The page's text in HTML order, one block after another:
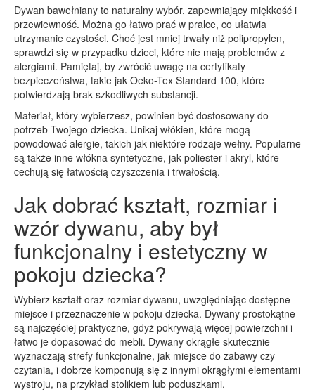
Dywan bawełniany to naturalny wybór, zapewniający miękkość i
przewiewność. Można go łatwo prać w pralce, co ułatwia
utrzymanie czystości. Choć jest mniej trwały niż polipropylen,
sprawdzi się w przypadku dzieci, które nie mają problemów z
alergiami. Pamiętaj, by zwrócić uwagę na certyfikaty
bezpieczeństwa, takie jak Oeko-Tex Standard 100, które
potwierdzają brak szkodliwych substancji.
Materiał, który wybierzesz, powinien być dostosowany do
potrzeb Twojego dziecka. Unikaj włókien, które mogą
powodować alergie, takich jak niektóre rodzaje wełny. Popularne
są także inne włókna syntetyczne, jak poliester i akryl, które
cechują się łatwością czyszczenia i trwałością.
Jak dobrać kształt, rozmiar i
wzór dywanu, aby był
funkcjonalny i estetyczny w
pokoju dziecka?
Wybierz kształt oraz rozmiar dywanu, uwzględniając dostępne
miejsce i przeznaczenie w pokoju dziecka. Dywany prostokątne
są najczęściej praktyczne, gdyż pokrywają więcej powierzchni i
łatwo je dopasować do mebli. Dywany okrągłe skutecznie
wyznaczają strefy funkcjonalne, jak miejsce do zabawy czy
czytania, i dobrze komponują się z innymi okrągłymi elementami
wystroju, na przykład stolikiem lub poduszkami.